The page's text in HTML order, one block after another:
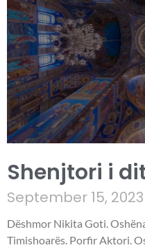
Shenjtori i
September 15, 2023
Dëshmor Nikita Goti.
Timishoarës. Porfir Aktori.